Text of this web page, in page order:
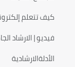
كيف تتعلم
فيديو | الارشاد
الأدلةالارشادية